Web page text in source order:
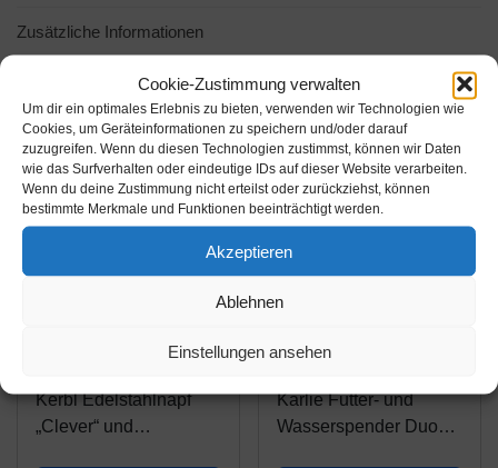
Cookie-Zustimmung verwalten
Um dir ein optimales Erlebnis zu bieten, verwenden wir Technologien wie
Cookies, um Geräteinformationen zu speichern und/oder darauf
zuzugreifen. Wenn du diesen Technologien zustimmst, können wir Daten
wie das Surfverhalten oder eindeutige IDs auf dieser Website verarbeiten.
Wenn du deine Zustimmung nicht erteilst oder zurückziehst, können
bestimmte Merkmale und Funktionen beeinträchtigt werden.
Akzeptieren
Ablehnen
Einstellungen ansehen
Zusätzliche Informationen
Kerbl Edelstahlnapf
„Clever“ und
-21%
11,72€
Karlie Futter- und
Wasserspender Duo